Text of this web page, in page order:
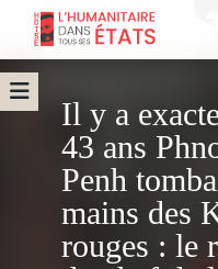
Il y a
43 ans
Penh
mains des
rouges : le